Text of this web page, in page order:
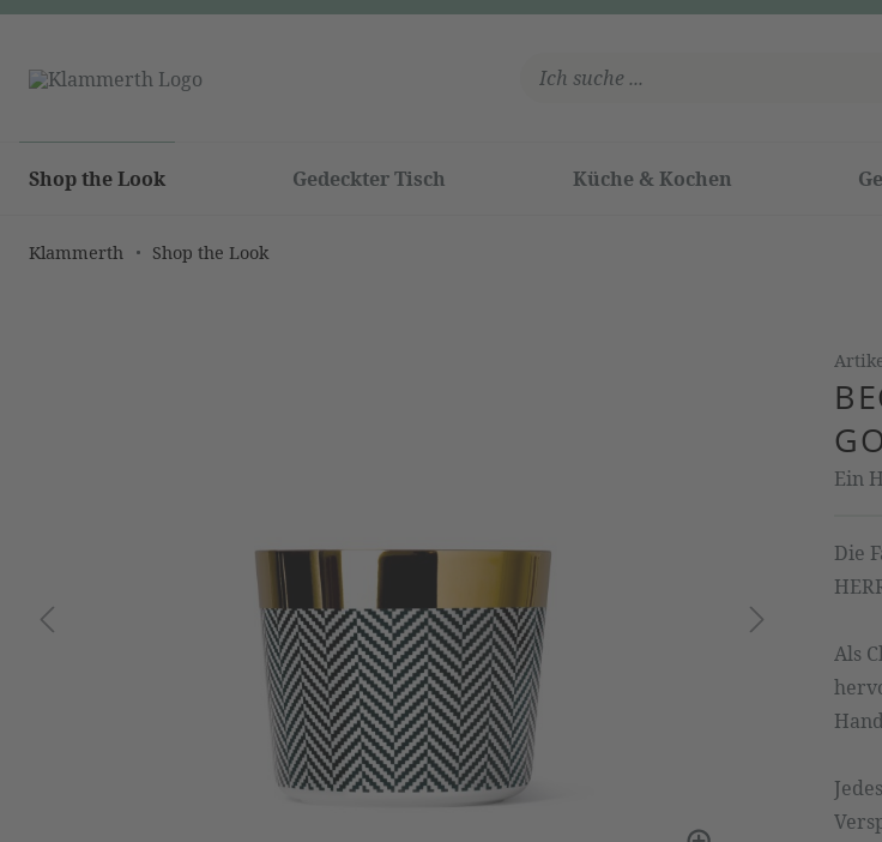
Shop the Look Gedeckter Tisch Küche & Kochen
Klammerth Shop the Look
Ein
Die
Als